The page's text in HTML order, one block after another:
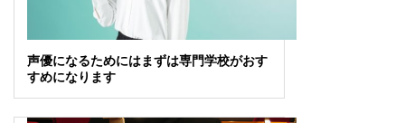
声優になるためにはまずは専門学校がおす
すめになります